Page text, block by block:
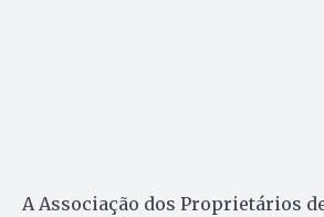
A Associação dos Proprietários